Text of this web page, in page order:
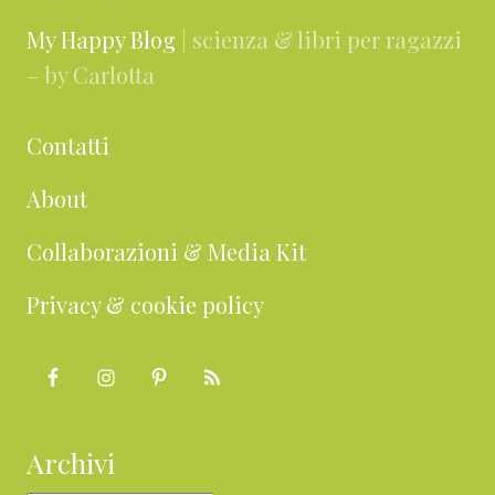
My Happy Blog | scienza & libri per ragazzi
– by Carlotta
Contatti
About
Collaborazioni & Media Kit
Privacy & cookie policy
Archivi